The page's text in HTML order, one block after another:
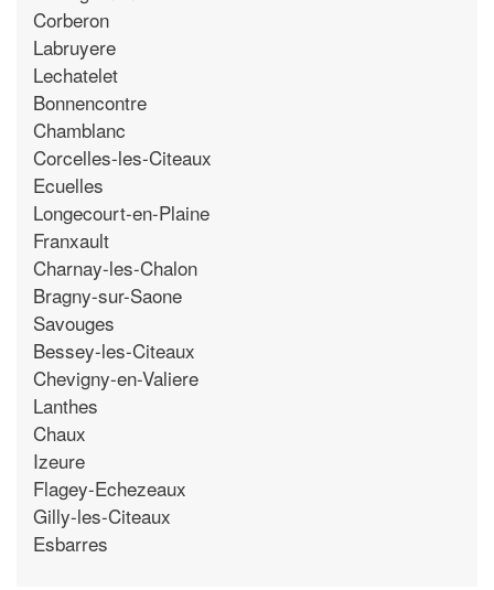
Corberon
Labruyere
Lechatelet
Bonnencontre
Chamblanc
Corcelles-les-Citeaux
Ecuelles
Longecourt-en-Plaine
Franxault
Charnay-les-Chalon
Bragny-sur-Saone
Savouges
Bessey-les-Citeaux
Chevigny-en-Valiere
Lanthes
Chaux
Izeure
Flagey-Echezeaux
Gilly-les-Citeaux
Esbarres